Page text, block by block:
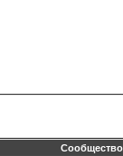
Сообщество